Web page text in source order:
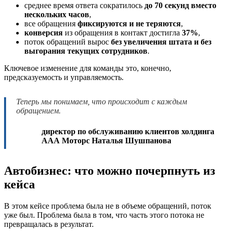
среднее время ответа сократилось до 70 секунд вместо
нескольких часов,
все обращения фиксируются и не теряются,
конверсия из обращения в контакт достигла 37%,
поток обращений вырос без увеличения штата и без
выгорания текущих сотрудников.
Ключевое изменение для команды это, конечно,
предсказуемость и управляемость.
Теперь мы понимаем, что происходит с каждым
обращением.
директор по обслуживанию клиентов холдинга
ААА Моторс Наталья Шушпанова
Автобизнес: что можно почерпнуть из
кейса
В этом кейсе проблема была не в объеме обращений, поток
уже был. Проблема была в том, что часть этого потока не
превращалась в результат.